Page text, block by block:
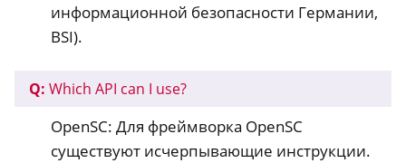
информационной безопасности Германии,
BSI).
Q: Which API can I use?
OpenSC: Для фреймворка OpenSC
существуют исчерпывающие инструкции.